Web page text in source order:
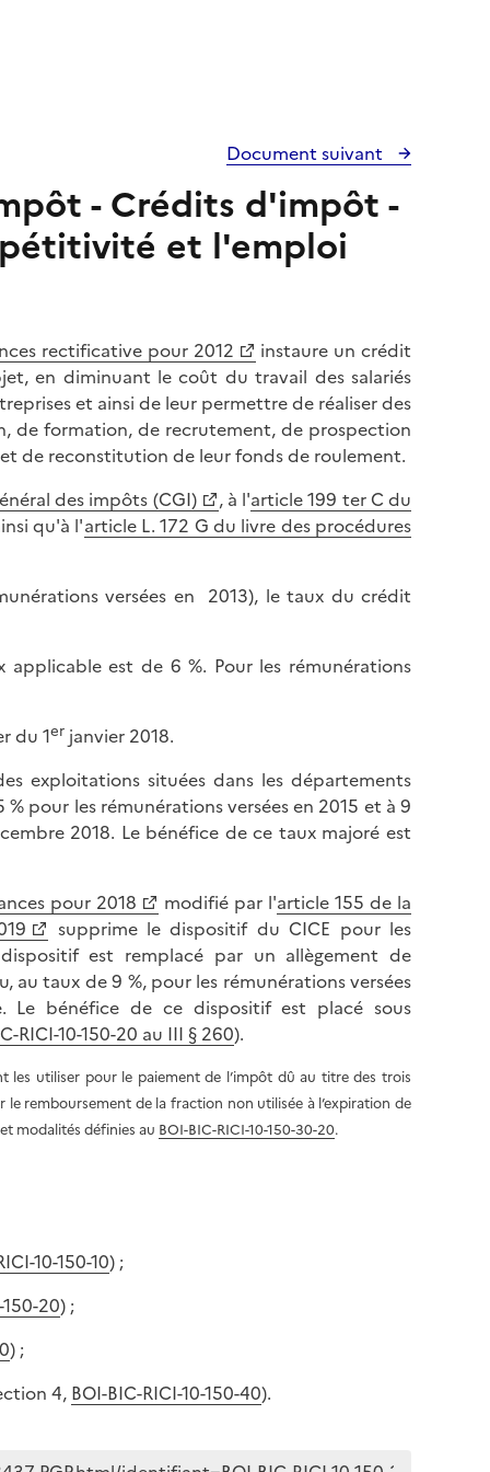
Document suivant
- Crédits d'impôt -
et l'emploi
rectificative pour 2012
instaure un crédit
en diminuant le coût du travail des salariés
et ainsi de leur permettre de réaliser des
de formation, de recrutement, de prospection
de reconstitution de leur fonds de roulement.
des impôts (CGI) , à l'article 199 ter C du
qu'à l'article L. 172 G du livre des procédures
versées en 2013), le taux du crédit
applicable est de 6 %. Pour les rémunérations
du 1er janvier 2018.
exploitations situées dans les départements
pour les rémunérations versées en 2015 et à 9
2018. Le bénéfice de ce taux majoré est
pour 2018 modifié par l'article 155 de la
supprime le dispositif du CICE pour les
est remplacé par un allègement de
taux de 9 %, pour les rémunérations versées
Le bénéfice de ce dispositif est placé sous
RICI-10-150-20 au III § 260).
les utiliser pour le paiement de l’impôt dû au titre des trois
remboursement de la fraction non utilisée à l’expiration de
modalités définies au BOI-BIC-RICI-10-150-30-20.
10-150-10) ;
150-20) ;
) ;
4, BOI-BIC-RICI-10-150-40).